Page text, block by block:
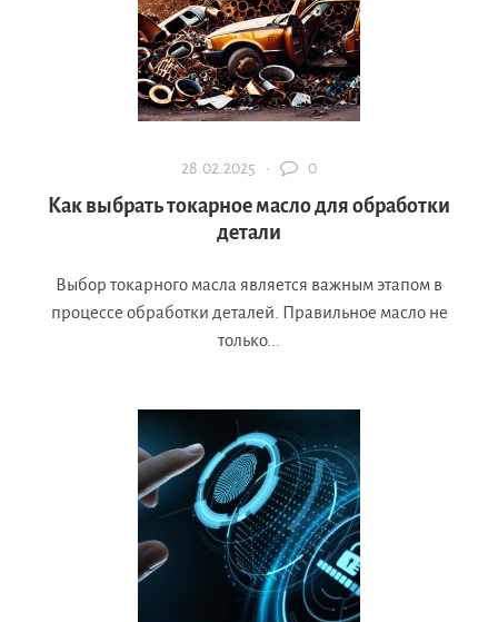
28.02.2025 · 0
Как выбрать токарное масло для обработки
детали
Выбор токарного масла является важным этапом в
процессе обработки деталей. Правильное масло не
только...